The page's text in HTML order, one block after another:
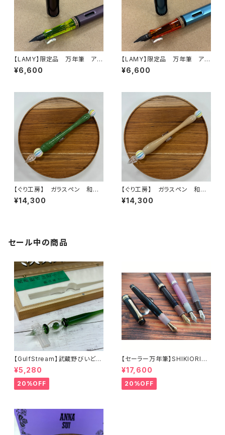
【LAMY】限定品 万年筆 アル
スター (オーバージーン)
¥6,600
【LAMY】限定品 万年筆 アル
スター (デニム)
¥6,600
【ぐり工房】 ガラスペン 和ス
イーツ（抹茶）
¥14,300
【ぐり工房】 ガラスペン 和ス
イーツ（もなか）
¥14,300
セール中の商品
【GulfStream】武蔵野びいどろ
ガラスペン（狭山茶グリーン）
¥5,280
20%OFF
【セーラー万年筆】SHIKIORIー
四季織ー 山水（中細）
¥17,600
20%OFF